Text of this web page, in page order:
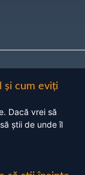
și cum eviți
Dacă vrei să
știi de unde îl